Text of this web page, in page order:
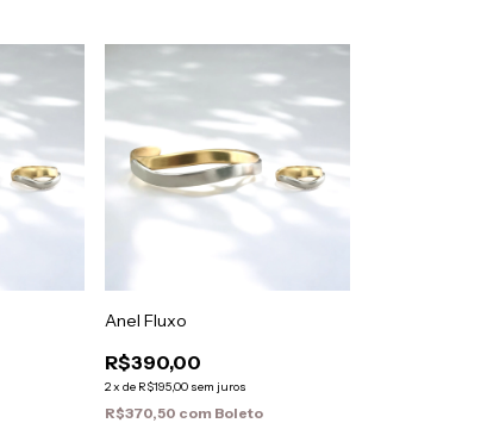
Anel Fluxo
R$390,00
2x de R$195,00 sem juros
R$370,50 com Boleto